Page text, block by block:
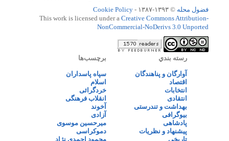
فضول محله © ۱۳۹۳-۱۳۸۷ -
Cookie Policy
This work is licensed under a Creative Commons Attribution-
NonCommercial-NoDerivs 3.0 Unported
رسته بندي
آوارگان و پناهندگان
اقتصاد
انتخابات
انتقادی
بهداشت و تندرستی
بیوگرافی
پادشاهی
پیشنهاد و نظریات
تاریخی
برچسب‌ها
سپاه پاسداران
اسلام
خردگرائی
انقلاب فرهنگی
آخوند
آزادی
میرحسین موسوی
دموکراسی
محمود احمدی نژاد